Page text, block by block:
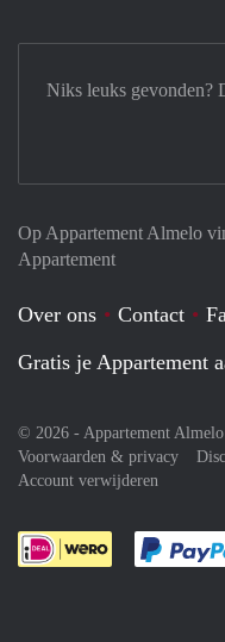
Op Appartement Almelo
Appartement
Over ons Contact
Gratis je Appartement
© 2026 - Appartement
Voorwaarden & privacy
Account verwijderen
Niks leuks gevonden?